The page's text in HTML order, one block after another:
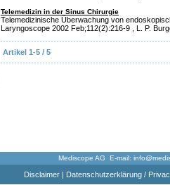
Telemedizin in der Sinus Chirurgie
Telemedizinische Überwachung von
Laryngoscope 2002 Feb;112(2):216-9 , L. P.
Artikel 1-5 / 5
Mediscope AG E-mail:
Disclaimer| Datenschutzerklärung /